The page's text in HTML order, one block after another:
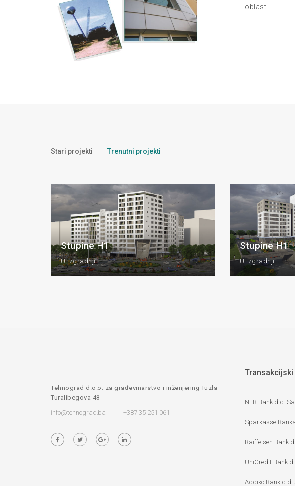
oblasti.
Stari projekti Trenutni projekti
Stupine H1
U izgradnji
Stupine H1
U izgradnji
Tehnograd d.o.o. za građevinarstvo i inženjering Tuzla
Turalibegova 48
info@tehnograd.ba
+387 35 251 061
Transakcijski
NLB Bank d.d.
Sparkasse
Raiffeisen Bank
UniCredit Bank
Addiko Bank d.d.